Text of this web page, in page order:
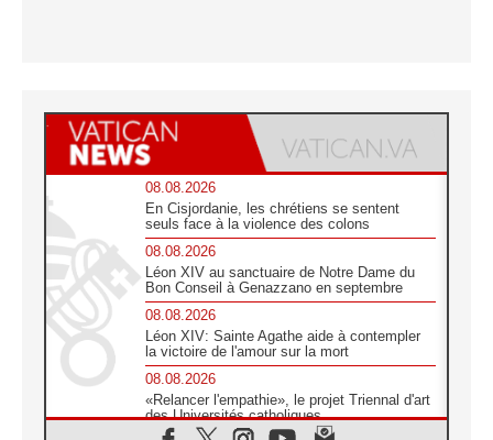
08.08.2026
En Cisjordanie, les chrétiens se sentent
seuls face à la violence des colons
08.08.2026
Léon XIV au sanctuaire de Notre Dame du
Bon Conseil à Genazzano en septembre
08.08.2026
Léon XIV: Sainte Agathe aide à contempler
la victoire de l'amour sur la mort
08.08.2026
«Relancer l'empathie», le projet Triennal d'art
des Universités catholiques